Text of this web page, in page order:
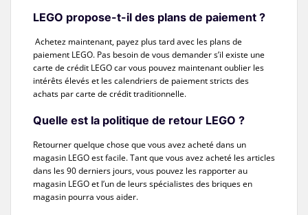
LEGO propose-t-il des plans de paiement ?
Achetez maintenant, payez plus tard avec les plans de
paiement LEGO. Pas besoin de vous demander s’il existe une
carte de crédit LEGO car vous pouvez maintenant oublier les
intérêts élevés et les calendriers de paiement stricts des
achats par carte de crédit traditionnelle.
Quelle est la politique de retour LEGO ?
Retourner quelque chose que vous avez acheté dans un
magasin LEGO est facile. Tant que vous avez acheté les articles
dans les 90 derniers jours, vous pouvez les rapporter au
magasin LEGO et l’un de leurs spécialistes des briques en
magasin pourra vous aider.